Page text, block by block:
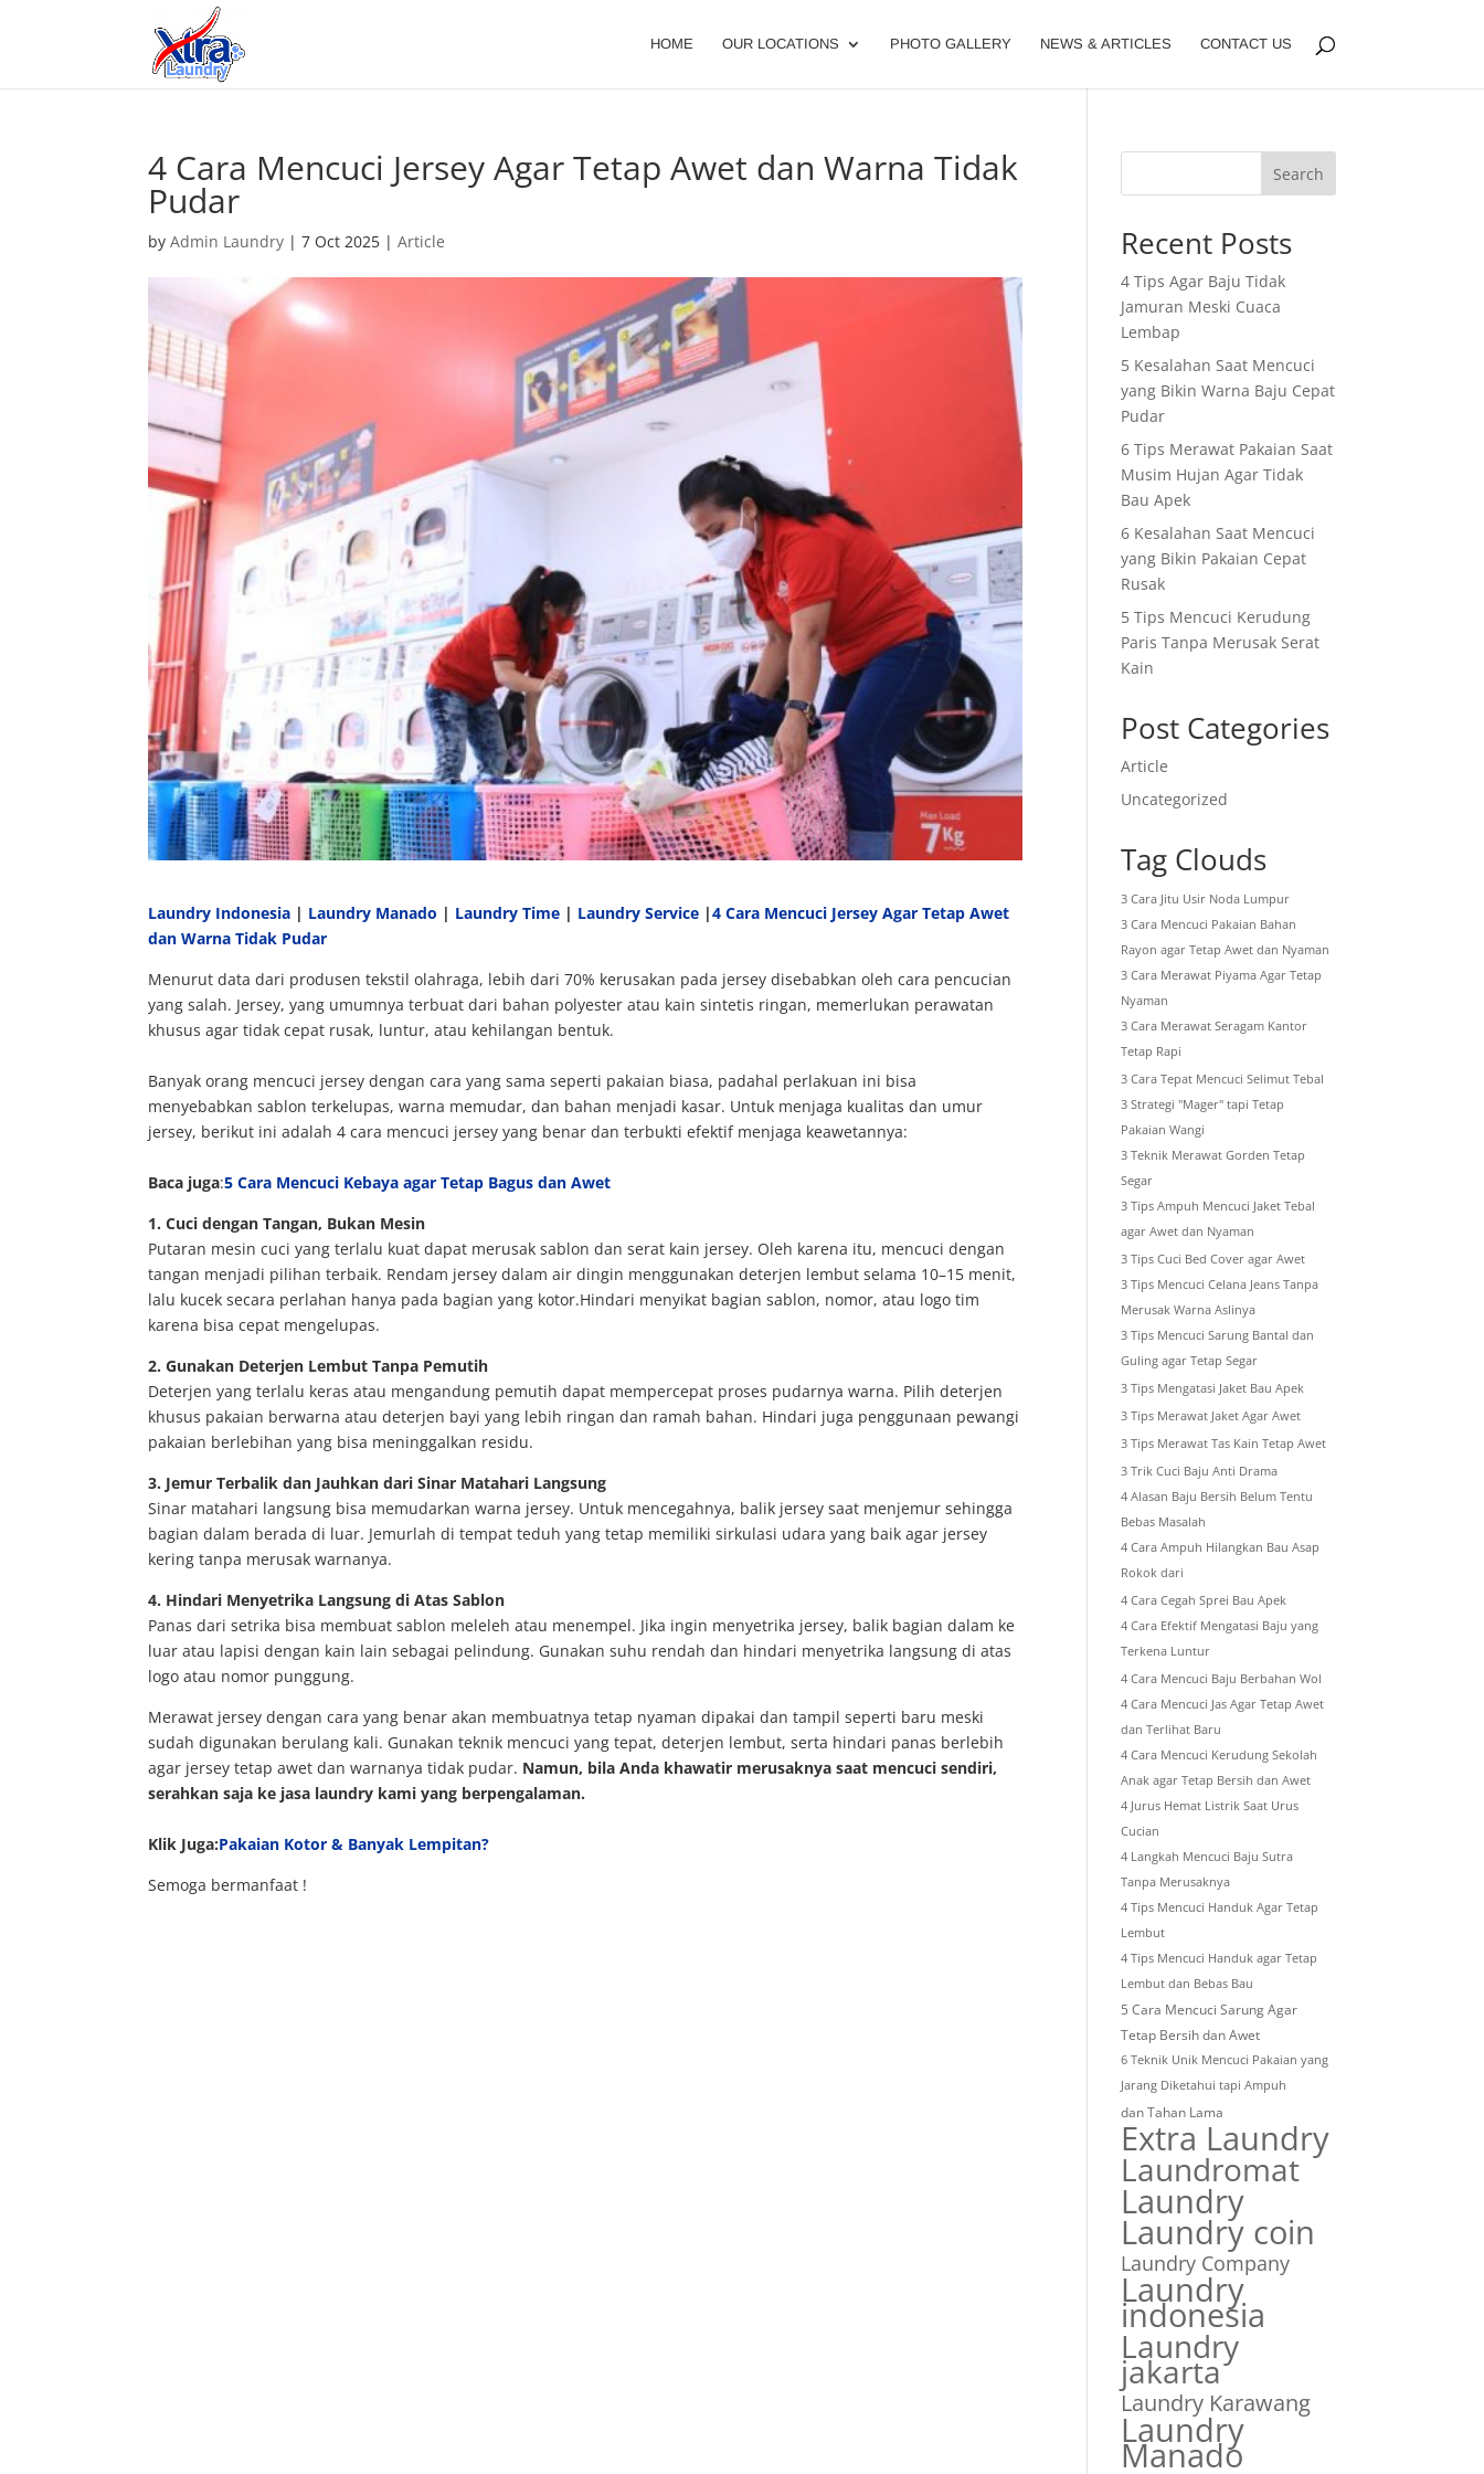
HOME OUR LOCATIONS PHOTO GALLERY NEWS & ARTICLES CONTACT US
4 Cara Mencuci Jersey Agar Tetap Awet dan Warna Tidak
Pudar
byAdmin Laundry |7 Oct 2025 |Article
Laundry Indonesia | Laundry Manado | Laundry Time | Laundry Service |4 Cara Mencuci Jersey Agar Tetap Awet
dan Warna Tidak Pudar
Menurut data dari produsen tekstil olahraga, lebih dari 70% kerusakan pada jersey disebabkan oleh cara pencucian
yang salah. Jersey, yang umumnya terbuat dari bahan polyester atau kain sintetis ringan, memerlukan perawatan
khusus agar tidak cepat rusak, luntur, atau kehilangan bentuk.
Banyak orang mencuci jersey dengan cara yang sama seperti pakaian biasa, padahal perlakuan ini bisa
menyebabkan sablon terkelupas, warna memudar, dan bahan menjadi kasar. Untuk menjaga kualitas dan umur
jersey, berikut ini adalah 4 cara mencuci jersey yang benar dan terbukti efektif menjaga keawetannya:
Baca juga:5 Cara Mencuci Kebaya agar Tetap Bagus dan Awet
1. Cuci dengan Tangan, Bukan Mesin
Putaran mesin cuci yang terlalu kuat dapat merusak sablon dan serat kain jersey. Oleh karena itu, mencuci dengan
tangan menjadi pilihan terbaik. Rendam jersey dalam air dingin menggunakan deterjen lembut selama 10–15 menit,
lalu kucek secara perlahan hanya pada bagian yang kotor.Hindari menyikat bagian sablon, nomor, atau logo tim
karena bisa cepat mengelupas.
2. Gunakan Deterjen Lembut Tanpa Pemutih
Deterjen yang terlalu keras atau mengandung pemutih dapat mempercepat proses pudarnya warna. Pilih deterjen
khusus pakaian berwarna atau deterjen bayi yang lebih ringan dan ramah bahan. Hindari juga penggunaan pewangi
pakaian berlebihan yang bisa meninggalkan residu.
3. Jemur Terbalik dan Jauhkan dari Sinar Matahari Langsung
Sinar matahari langsung bisa memudarkan warna jersey. Untuk mencegahnya, balik jersey saat menjemur sehingga
bagian dalam berada di luar. Jemurlah di tempat teduh yang tetap memiliki sirkulasi udara yang baik agar jersey
kering tanpa merusak warnanya.
4. Hindari Menyetrika Langsung di Atas Sablon
Panas dari setrika bisa membuat sablon meleleh atau menempel. Jika ingin menyetrika jersey, balik bagian dalam ke
luar atau lapisi dengan kain lain sebagai pelindung. Gunakan suhu rendah dan hindari menyetrika langsung di atas
logo atau nomor punggung.
Merawat jersey dengan cara yang benar akan membuatnya tetap nyaman dipakai dan tampil seperti baru meski
sudah digunakan berulang kali. Gunakan teknik mencuci yang tepat, deterjen lembut, serta hindari panas berlebih
agar jersey tetap awet dan warnanya tidak pudar. Namun, bila Anda khawatir merusaknya saat mencuci sendiri,
serahkan saja ke jasa laundry kami yang berpengalaman.
Klik Juga:Pakaian Kotor & Banyak Lempitan?
Semoga bermanfaat !
Search
Recent Posts
4 Tips Agar Baju Tidak
Jamuran Meski Cuaca
Lembap
5 Kesalahan Saat Mencuci
yang Bikin Warna Baju Cepat
Pudar
6 Tips Merawat Pakaian Saat
Musim Hujan Agar Tidak
Bau Apek
6 Kesalahan Saat Mencuci
yang Bikin Pakaian Cepat
Rusak
5 Tips Mencuci Kerudung
Paris Tanpa Merusak Serat
Kain
Post Categories
Article
Uncategorized
Tag Clouds
3 Cara Jitu Usir Noda Lumpur
3 Cara Mencuci Pakaian Bahan
Rayon agar Tetap Awet dan Nyaman
3 Cara Merawat Piyama Agar Tetap
Nyaman
3 Cara Merawat Seragam Kantor
Tetap Rapi
3 Cara Tepat Mencuci Selimut Tebal
3 Strategi "Mager" tapi Tetap
Pakaian Wangi
3 Teknik Merawat Gorden Tetap
Segar
3 Tips Ampuh Mencuci Jaket Tebal
agar Awet dan Nyaman
3 Tips Cuci Bed Cover agar Awet
3 Tips Mencuci Celana Jeans Tanpa
Merusak Warna Aslinya
3 Tips Mencuci Sarung Bantal dan
Guling agar Tetap Segar
3 Tips Mengatasi Jaket Bau Apek
3 Tips Merawat Jaket Agar Awet
3 Tips Merawat Tas Kain Tetap Awet
3 Trik Cuci Baju Anti Drama
4 Alasan Baju Bersih Belum Tentu
Bebas Masalah
4 Cara Ampuh Hilangkan Bau Asap
Rokok dari
4 Cara Cegah Sprei Bau Apek
4 Cara Efektif Mengatasi Baju yang
Terkena Luntur
4 Cara Mencuci Baju Berbahan Wol
4 Cara Mencuci Jas Agar Tetap Awet
dan Terlihat Baru
4 Cara Mencuci Kerudung Sekolah
Anak agar Tetap Bersih dan Awet
4 Jurus Hemat Listrik Saat Urus
Cucian
4 Langkah Mencuci Baju Sutra
Tanpa Merusaknya
4 Tips Mencuci Handuk Agar Tetap
Lembut
4 Tips Mencuci Handuk agar Tetap
Lembut dan Bebas Bau
5 Cara Mencuci Sarung Agar
Tetap Bersih dan Awet
6 Teknik Unik Mencuci Pakaian yang
Jarang Diketahui tapi Ampuh
dan Tahan Lama
Extra Laundry
Laundromat
Laundry
Laundry coin
Laundry Company
Laundry
indonesia
Laundry
jakarta
Laundry Karawang
Laundry
Manado